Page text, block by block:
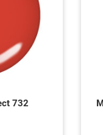
732